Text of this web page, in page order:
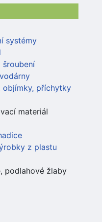
systémy
šroubení
objímky, příchytky
materiál
z plastu
podlahové žlaby